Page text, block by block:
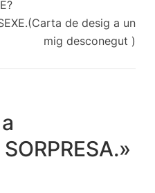
de desig a un
mig desconegut )